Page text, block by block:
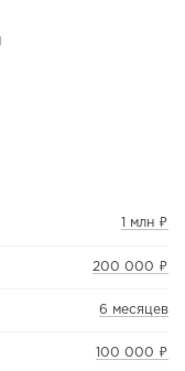
1 млн ₽
200 000 ₽
6 месяцев
100 000 ₽